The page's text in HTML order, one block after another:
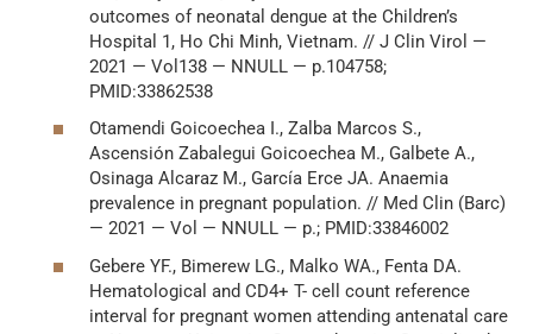
outcomes of neonatal dengue at the Children’s
Hospital 1, Ho Chi Minh, Vietnam. // J Clin Virol —
2021 — Vol138 — NNULL — p.104758;
PMID:33862538
Otamendi Goicoechea I., Zalba Marcos S.,
Ascensión Zabalegui Goicoechea M., Galbete A.,
Osinaga Alcaraz M., García Erce JA. Anaemia
prevalence in pregnant population. // Med Clin (Barc)
— 2021 — Vol — NNULL — p.; PMID:33846002
Gebere YF., Bimerew LG., Malko WA., Fenta DA.
Hematological and CD4+ T- cell count reference
interval for pregnant women attending antenatal care